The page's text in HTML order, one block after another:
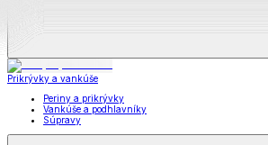
Prikrývky a vankúše
Periny a prikrývky
Vankúše a podhlavníky
Súpravy